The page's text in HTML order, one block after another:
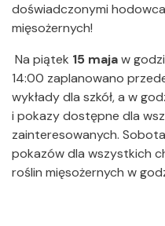
doświadczonymi
mięsożernych!
Na piątek 15 majaw
14:00 zaplanowano
wykłady dla szkół, a w
i pokazy dostępne dla
zainteresowanych. Sobota
pokazów dla wszystkich
roślin mięsożernych w